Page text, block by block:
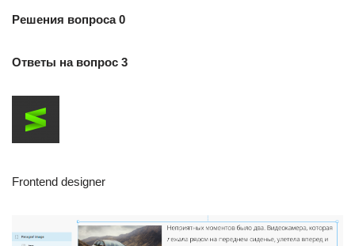
Решения вопроса 0
Ответы на вопрос 3
Frontend designer